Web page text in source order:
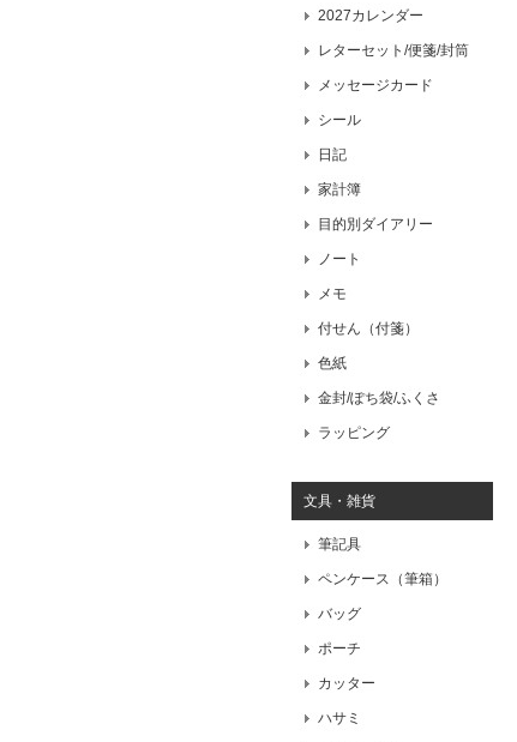
2027カレンダー
レターセット/便箋/封筒
メッセージカード
シール
日記
家計簿
目的別ダイアリー
ノート
メモ
付せん（付箋）
色紙
金封/ぽち袋/ふくさ
ラッピング
文具・雑貨
筆記具
ペンケース（筆箱）
バッグ
ポーチ
カッター
ハサミ